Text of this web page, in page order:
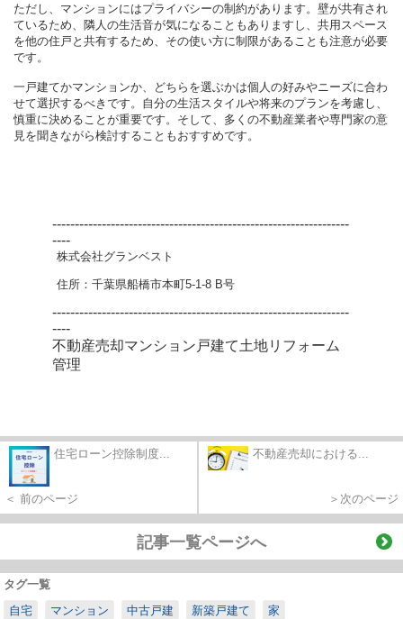
ただし、マンションにはプライバシーの制約があります。壁が共有され
ているため、隣人の生活音が気になることもありますし、共用スペース
を他の住戸と共有するため、その使い方に制限があることも注意が必要
です。
一戸建てかマンションか、どちらを選ぶかは個人の好みやニーズに合わ
せて選択するべきです。自分の生活スタイルや将来のプランを考慮し、
慎重に決めることが重要です。そして、多くの不動産業者や専門家の意
見を聞きながら検討することもおすすめです。
------------------------------------------------------------------
----
株式会社グランベスト
住所：千葉県船橋市本町5-1-8 B号
------------------------------------------------------------------
----
不動産売却マンション 戸建て土地リフォーム
管理
住宅ローン控除制度...
＜ 前のページ
不動産売却における...
＞次のページ
記事一覧ページへ
タグ一覧
自宅
マンション 中古戸建 新築戸建て 家